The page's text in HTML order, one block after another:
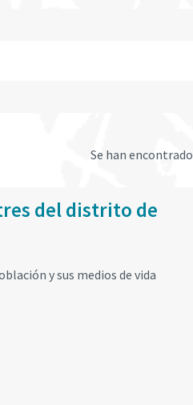
Se han encontrado
del distrito de
y sus medios de vida